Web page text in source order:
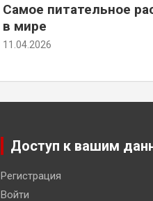
Самое питательное
в мире
11.04.2026
Доступ к вашим
Регистрация
Войти